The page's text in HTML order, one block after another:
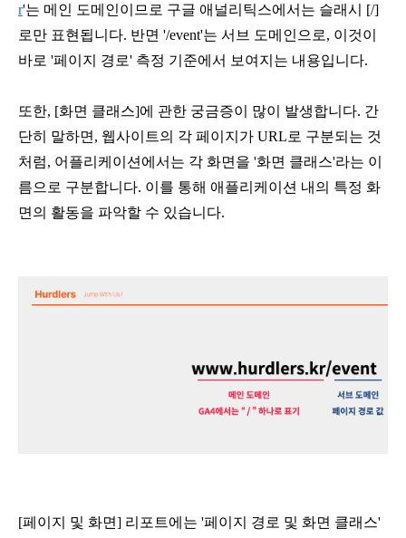
r'는 메인 도메인이므로 구글 애널리틱스에서는 슬래시 [/]
로만 표현됩니다. 반면 '/event'는 서브 도메인으로, 이것이
바로 '페이지 경로' 측정 기준에서 보여지는 내용입니다.
또한, [화면 클래스]에 관한 궁금증이 많이 발생합니다. 간
단히 말하면, 웹사이트의 각 페이지가 URL로 구분되는 것
처럼, 어플리케이션에서는 각 화면을 '화면 클래스'라는 이
름으로 구분합니다. 이를 통해 애플리케이션 내의 특정 화
면의 활동을 파악할 수 있습니다.
[페이지 및 화면] 리포트에는 '페이지 경로 및 화면 클래스'